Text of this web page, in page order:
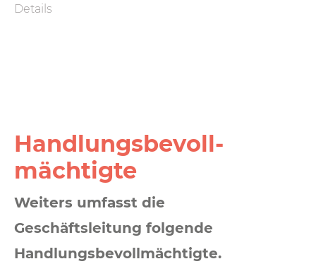
Details
Handlungs­­­bevoll­­
mächtigte
Weiters umfasst die
Geschäftsleitung folgende
Handlungsbevollmächtigte.